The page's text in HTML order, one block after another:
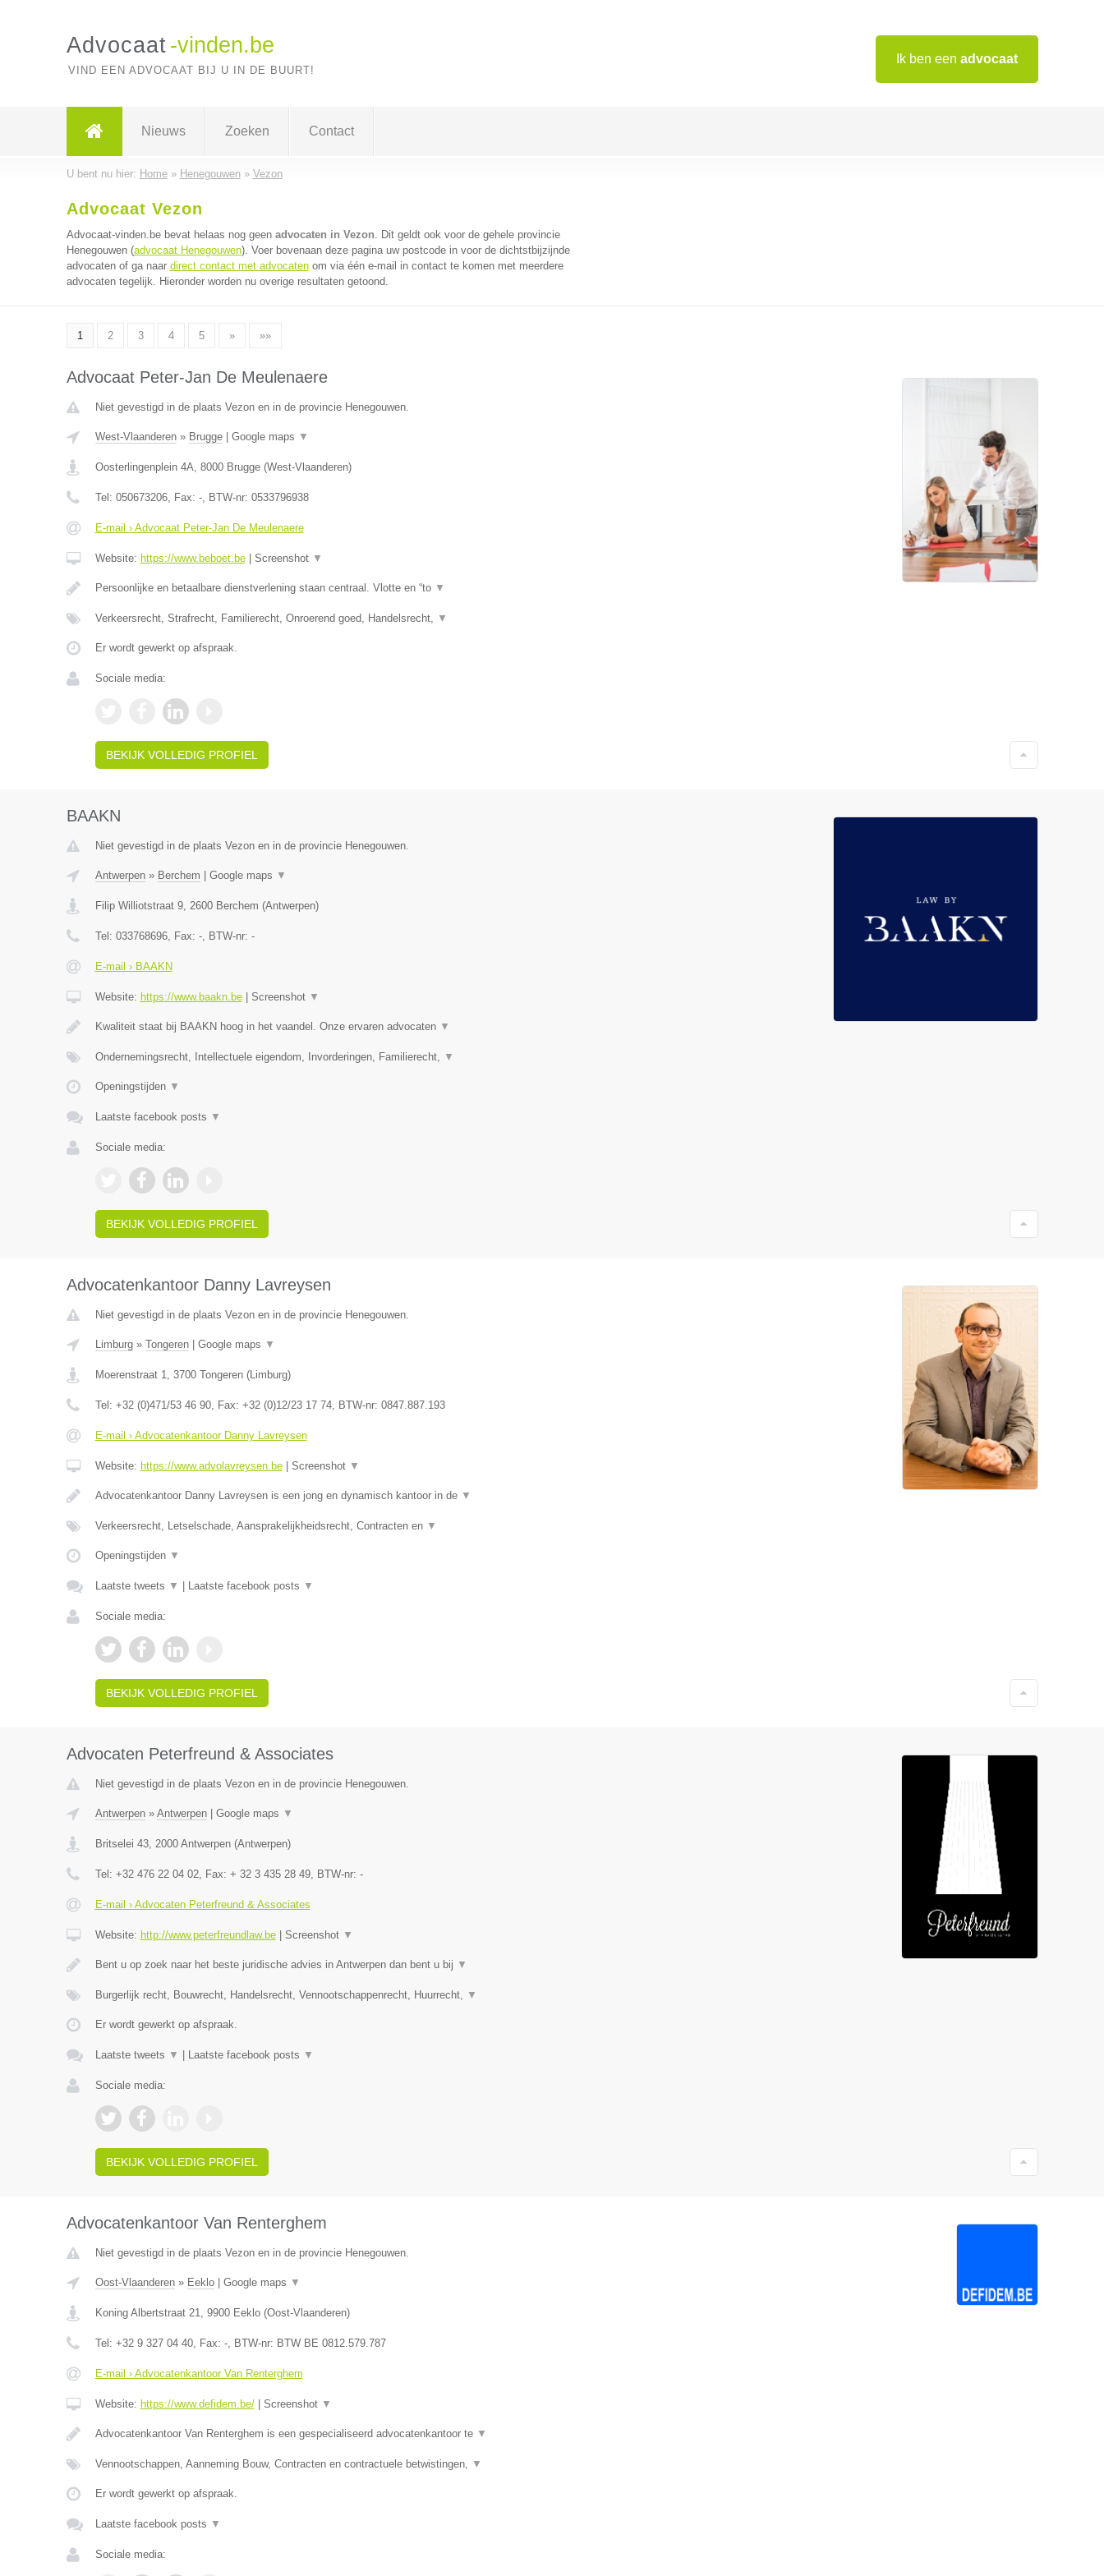
Ik ben een advocaat
Advocaat -vinden.be
VIND EEN ADVOCAAT BIJ U IN DE BUURT!
Nieuws Zoeken Contact
U bent nu hier: Home» Henegouwen» Vezon
Advocaat Vezon
Advocaat-vinden.be bevat helaas nog geen advocaten in Vezon. Dit geldt ook voor de gehele provincie
Henegouwen (advocaat Henegouwen). Voer bovenaan deze pagina uw postcode in voor de dichtstbijzijnde
advocaten of ga naar direct contact met advocatenom via één e-mail in contact te komen met meerdere
advocaten tegelijk. Hieronder worden nu overige resultaten getoond.
1 2 3 4 5 » »»
Advocaat Peter-Jan De Meulenaere
Niet gevestigd in de plaats Vezon en in de provincie Henegouwen.
West-Vlaanderen» Brugge| Google maps ▼
Oosterlingenplein 4A, 8000 Brugge(West-Vlaanderen)
Tel: 050673206, Fax: -, BTW-nr: 0533796938
E-mail › Advocaat Peter-Jan De Meulenaere
Website: https://www.beboet.be| Screenshot ▼
Persoonlijke en betaalbare dienstverlening staan centraal. Vlotte en “to ▼
Verkeersrecht, Strafrecht, Familierecht, Onroerend goed, Handelsrecht, ▼
Er wordt gewerkt op afspraak.
Sociale media:
BEKIJK VOLLEDIG PROFIEL
BAAKN
Niet gevestigd in de plaats Vezon en in de provincie Henegouwen.
Antwerpen» Berchem Google maps ▼
Filip Williotstraat 9, 2600 Berchem (Antwerpen)
Tel: 033768696, Fax: -, BTW-nr: -
E-mail › BAAKN
Website: https://www.baakn.be| Screenshot ▼
Kwaliteit staat bij BAAKN hoog in het vaandel. Onze ervaren advocaten ▼
Ondernemingsrecht, Intellectuele eigendom, Invorderingen, Familierecht, ▼
Openingstijden ▼
Laatste facebook posts ▼
Sociale media:
BEKIJK VOLLEDIG PROFIEL
Advocatenkantoor Danny Lavreysen
Niet gevestigd in de plaats Vezon en in de provincie Henegouwen.
Limburg» Tongeren| Google maps ▼
Moerenstraat 1, 3700 Tongeren(Limburg)
Tel: +32 (0)471/53 46 90, Fax: +32 (0)12/23 17 74, BTW-nr: 0847.887.193
E-mail › Advocatenkantoor Danny Lavreysen
Website: https://www.advolavreysen.be| Screenshot ▼
Advocatenkantoor Danny Lavreysen is een jong en dynamisch kantoor in de ▼
Verkeersrecht, Letselschade, Aansprakelijkheidsrecht, Contracten en ▼
Openingstijden ▼
Laatste tweets ▼ Laatste facebook posts ▼
Sociale media:
BEKIJK VOLLEDIG PROFIEL
Advocaten Peterfreund & Associates
Niet gevestigd in de plaats Vezon en in de provincie Henegouwen.
Antwerpen» Antwerpen| Google maps ▼
Britselei 43, 2000 Antwerpen(Antwerpen)
Tel: +32 476 22 04 02, Fax: + 32 3 435 28 49, BTW-nr: -
E-mail › Advocaten Peterfreund & Associates
Website: http://www.peterfreundlaw.be| Screenshot ▼
Bent u op zoek naar het beste juridische advies in Antwerpen dan bent u bij ▼
Burgerlijk recht, Bouwrecht, Handelsrecht, Vennootschappenrecht, Huurrecht, ▼
Er wordt gewerkt op afspraak.
Laatste tweets ▼ Laatste facebook posts ▼
Sociale media:
BEKIJK VOLLEDIG PROFIEL
Advocatenkantoor Van Renterghem
Niet gevestigd in de plaats Vezon en in de provincie Henegouwen.
Oost-Vlaanderen» Eeklo| Google maps ▼
Koning Albertstraat 21, 9900 Eeklo(Oost-Vlaanderen)
Tel: +32 9 327 04 40, Fax: -, BTW-nr: BTW BE 0812.579.787
E-mail › Advocatenkantoor Van Renterghem
Website: https://www.defidem.be/| Screenshot ▼
Advocatenkantoor Van Renterghem is een gespecialiseerd advocatenkantoor te ▼
Vennootschappen, Aanneming Bouw, Contracten en contractuele betwistingen, ▼
Er wordt gewerkt op afspraak.
Laatste facebook posts ▼
Sociale media: